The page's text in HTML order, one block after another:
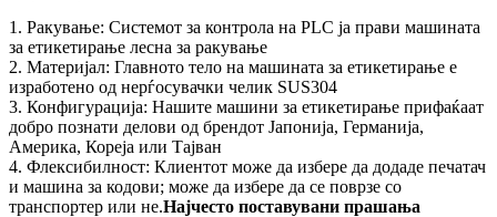
1. Ракување: Системот за контрола на PLC ја прави машината
за етикетирање лесна за ракување
2. Материјал: Главното тело на машината за етикетирање е
изработено од нерѓосувачки челик SUS304
3. Конфигурација: Нашите машини за етикетирање прифаќаат
добро познати делови од брендот Јапонија, Германија,
Америка, Кореја или Тајван
4. Флексибилност: Клиентот може да избере да додаде печатач
и машина за кодови; може да избере да се поврзе со
транспортер или не.Најчесто поставувани прашања